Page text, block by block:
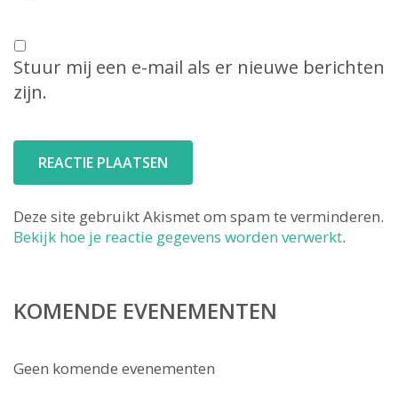
Stuur mij een e-mail als er nieuwe berichten
zijn.
Deze site gebruikt Akismet om spam te verminderen.
Bekijk hoe je reactie gegevens worden verwerkt.
KOMENDE EVENEMENTEN
Geen komende evenementen